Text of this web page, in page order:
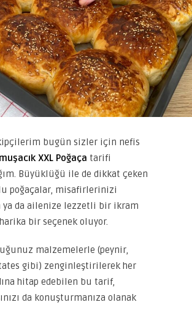
bugün sizler için nefis
XXL Poğaça tarifi
Büyüklüğü ile de dikkat çeken
poğaçalar, misafirlerinizi
ya da ailenize lezzetli bir ikram
bir seçenek oluyor.
malzemelerle (peynir,
gibi) zenginleştirilerek her
hitap edebilen bu tarif,
da konuşturmanıza olanak